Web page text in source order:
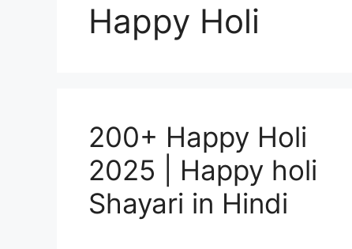
Happy Holi
200+ Happy Holi
2025 | Happy holi
Shayari in Hindi